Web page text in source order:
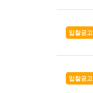
입찰공고
입찰공고